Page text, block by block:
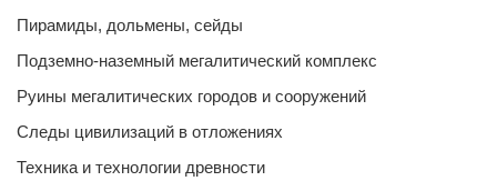
Пирамиды, дольмены, сейды
Подземно-наземный мегалитический комплекс
Руины мегалитических городов и сооружений
Следы цивилизаций в отложениях
Техника и технологии древности